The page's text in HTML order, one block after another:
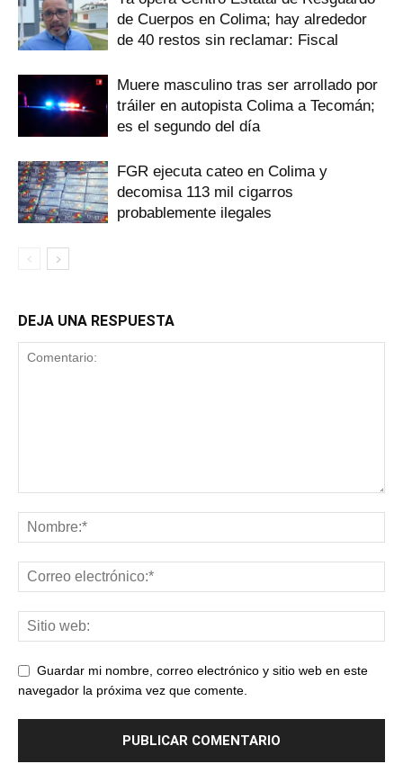
de Cuerpos en Colima; hay alrededor
de 40 restos sin reclamar: Fiscal
Muere masculino tras ser arrollado por
tráiler en autopista Colima a Tecomán;
es el segundo del día
FGR ejecuta cateo en Colima y
decomisa 113 mil cigarros
probablemente ilegales
DEJA UNA RESPUESTA
Guardar mi nombre, correo electrónico y sitio web en este
navegador la próxima vez que comente.